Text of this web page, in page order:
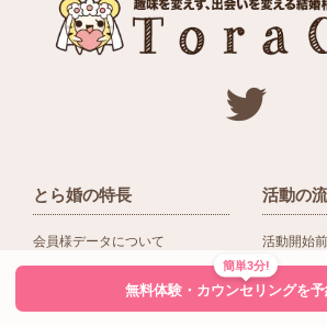
とら婚の特長
会員様データについて
活動の
活動開始
入会後の
簡単3分!
無料体験・カウンセリングを